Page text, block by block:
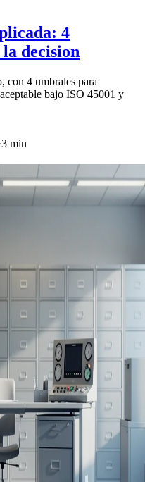
4
decision
con 4 umbrales para
bajo ISO 45001 y
3 min